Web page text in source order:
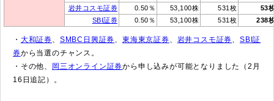
岩井コスモ証券
0.50％ 53,100株 531枚
53
SBI証券
0.50％ 53,100株 531枚 238
・ 大和証券、 SMBC日興証券、東海東京証券、 岩井コスモ証券、SBI証
券から当選のチャンス。
・その他、
岡三オンライン証券から申し込みが可能となりました（2月
16日追記）。